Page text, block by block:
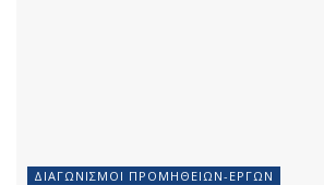
ΔΙΑΓΩΝΙΣΜΟΊ ΠΡΟΜΗΘΕΙΏΝ-ΈΡΓΩΝ